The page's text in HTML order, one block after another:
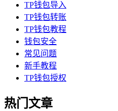
TP钱包导入
TP钱包转账
TP钱包教程
钱包安全
常见问题
新手教程
TP钱包授权
热门文章